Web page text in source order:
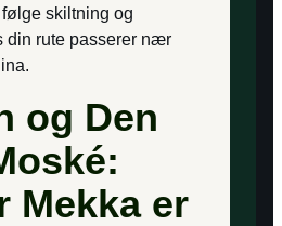
skiltning og
din rute passerer nær
og Den
Mekka er